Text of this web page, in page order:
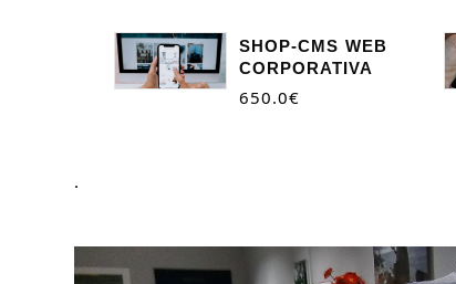
SHOP-CMS WEB
CORPORATIVA
650.0€
.